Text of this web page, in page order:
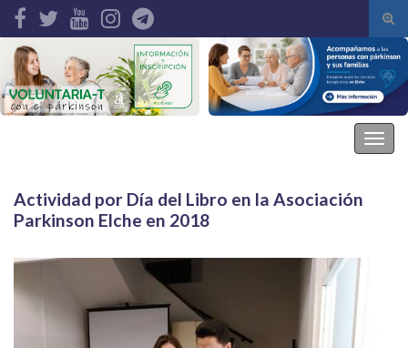
de
Search for:
Actividad por Día del Libro en la Asociación
Parkinson Elche en 2018